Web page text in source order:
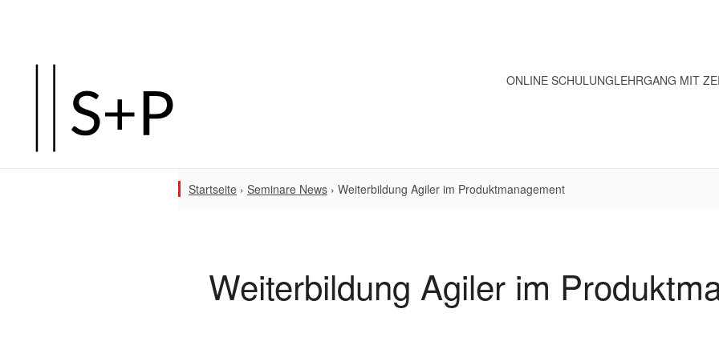
ONLINE SCHULUNGLEHRGANG MIT
Startseite › Seminare News › Weiterbildung Agiler im Produktmanagement
Weiterbildung Agiler im